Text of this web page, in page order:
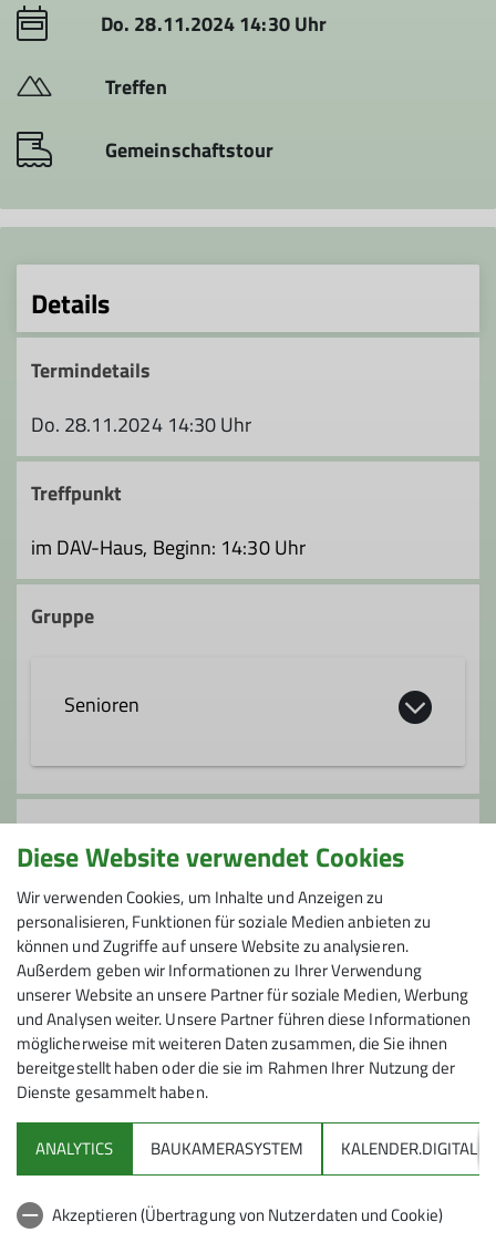
Do. 28.11.2024 14:30 Uhr
Treffen
Gemeinschaftstour
Details
Termindetails
Do. 28.11.2024 14:30 Uhr
Treffpunkt
im DAV-Haus, Beginn: 14:30 Uhr
Gruppe
Senioren
Die Seniorengruppe bietet allen fit
gebliebenen Seniorinnen und Senioren
ein reichhaltiges Programm über das
ganze Jahr mit unterschiedlichen
Anforderungen:
- Wanderungen - Leichte Bergtouren -
Mittelschwere Bergtouren für Geübte -
Winterwanderungen
Auch Nichtsenioren*innen und Gäste sind
bei unseren Touren immer willkommen.
Dies gilt zurzeit aber nur für DAV
Mitglieder
Kontakt aufnehmen
Anmeldung
Anmeldung bis 25. November bei Leni Eggert
Anmeldung bis
25.11.2024
DAV Infos zu Bergsport allgemein
Diese Website verwendet Cookies
Wir verwenden Cookies, um Inhalte und Anzeigen zu
personalisieren, Funktionen für soziale Medien anbieten zu
können und Zugriffe auf unsere Website zu analysieren.
Außerdem geben wir Informationen zu Ihrer Verwendung
unserer Website an unsere Partner für soziale Medien, Werbung
und Analysen weiter. Unsere Partner führen diese Informationen
möglicherweise mit weiteren Daten zusammen, die Sie ihnen
bereitgestellt haben oder die sie im Rahmen Ihrer Nutzung der
Dienste gesammelt haben.
ANALYTICS BAUKAMERASYSTEM KALENDER.DIGITAL
Akzeptieren (Übertragung von Nutzerdaten und Cookie)